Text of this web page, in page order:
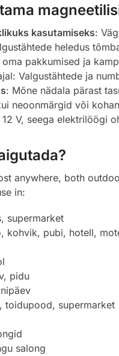
kasutamiseks:
heledus
oma pakkumised ja
Valgustähtede ja
: Mõne nädala pärast
neoonmärgid või
V, seega elektrilöögi
anywhere, both
in:
supermarket
kohvik, pubi, hotell,
pidu
toidupood, supermarket
salong